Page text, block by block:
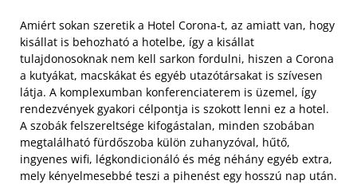
Amiért sokan szeretik a Hotel Corona-t, az amiatt van, hogy
kisállat is behozható a hotelbe, így a kisállat
tulajdonosoknak nem kell sarkon fordulni, hiszen a Corona
a kutyákat, macskákat és egyéb utazótársakat is szívesen
látja. A komplexumban konferenciaterem is üzemel, így
rendezvények gyakori célpontja is szokott lenni ez a hotel.
A szobák felszereltsége kifogástalan, minden szobában
megtalálható fürdőszoba külön zuhanyzóval, hűtő,
ingyenes wifi, légkondicionáló és még néhány egyéb extra,
mely kényelmesebbé teszi a pihenést egy hosszú nap után.